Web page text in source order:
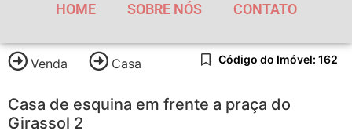
HOME SOBRE NÓS CONTATO
Venda Casa Código do Imóvel: 162
Casa de esquina em frente a praça do
Girassol 2